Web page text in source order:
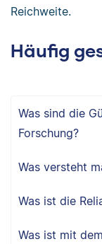
Reichweite.
Häufig
Was sind die
Forschung?
Was versteht
Was ist die
Was ist mit